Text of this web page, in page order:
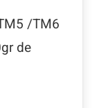
/TM6
de